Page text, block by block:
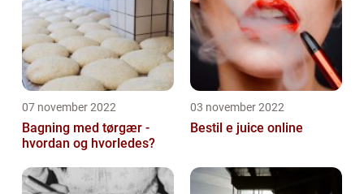
07 november 2022
Bagning med tørgær -
hvordan og hvorledes?
03 november 2022
Bestil e juice online